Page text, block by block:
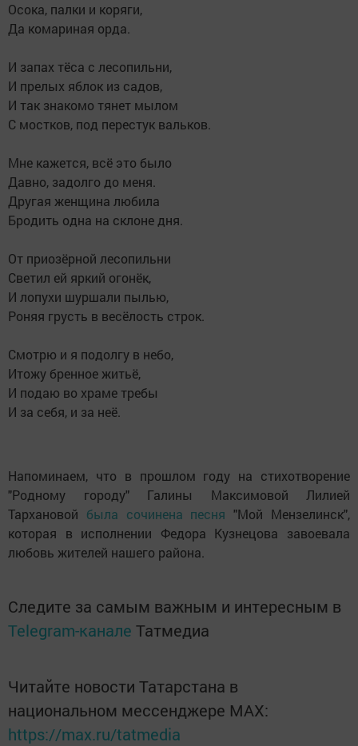
Осока, палки и коряги,
Да комариная орда.
И запах тёса с лесопильни,
И прелых яблок из садов,
И так знакомо тянет мылом
С мостков, под перестук вальков.
Мне кажется, всё это было
Давно, задолго до меня.
Другая женщина любила
Бродить одна на склоне дня.
От приозёрной лесопильни
Светил ей яркий огонёк,
И лопухи шуршали пылью,
Роняя грусть в весёлость строк.
Смотрю и я подолгу в небо,
Итожу бренное житьё,
И подаю во храме требы
И за себя, и за неё.
Напоминаем, что в прошлом году на стихотворение
"Родному городу" Галины Максимовой Лилией
Тархановой была сочинена песня "Мой Мензелинск",
которая в исполнении Федора Кузнецова завоевала
любовь жителей нашего района.
Следите за самым важным и интересным в
Telegram-канале Татмедиа
Читайте новости Татарстана в
национальном мессенджере MАХ:
https://max.ru/tatmedia